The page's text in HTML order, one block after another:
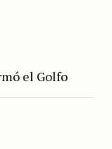
el Golfo